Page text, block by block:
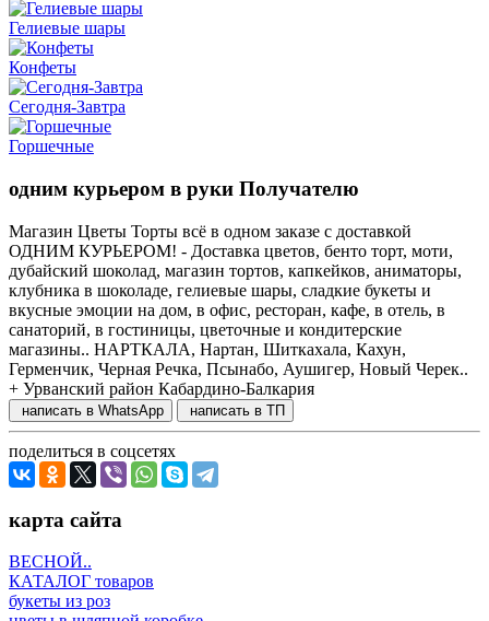
Гелиевые шары
Конфеты
Сегодня-Завтра
Горшечные
одним курьером в руки Получателю
Магазин Цветы Торты всё в одном заказе с доставкой
ОДНИМ КУРЬЕРОМ! - Доставка цветов, бенто торт, моти,
дубайский шоколад, магазин тортов, капкейков, аниматоры,
клубника в шоколаде, гелиевые шары, сладкие букеты и
вкусные эмоции на дом, в офис, ресторан, кафе, в отель, в
санаторий, в гостиницы, цветочные и кондитерские
магазины.. НАРТКАЛА, Нартан, Шиткахала, Кахун,
Герменчик, Черная Речка, Псынабо, Аушигер, Новый Черек..
+ Урванский район Кабардино-Балкария
написать в WhatsApp написать в ТП
поделиться в соцсетях
карта сайта
ВЕСНОЙ..
КАТАЛОГ товаров
букеты из роз